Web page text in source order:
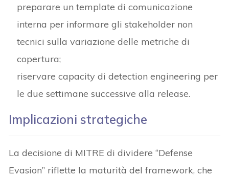
preparare un template di comunicazione
interna per informare gli stakeholder non
tecnici sulla variazione delle metriche di
copertura;
riservare capacity di detection engineering per
le due settimane successive alla release.
Implicazioni strategiche
La decisione di MITRE di dividere “Defense
Evasion” riflette la maturità del framework, che